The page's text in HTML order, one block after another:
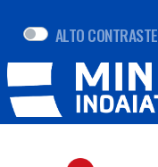
ALTO CONTRASTE